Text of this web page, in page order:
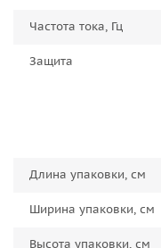
Частота тока, Гц
Защита
Длина упаковки, см
Ширина упаковки, см
Высота упаковки, см